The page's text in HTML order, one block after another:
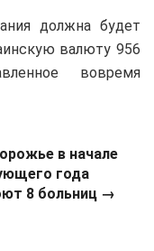
должна будет
валюту 956
вовремя
в начале
года
8 больниц →